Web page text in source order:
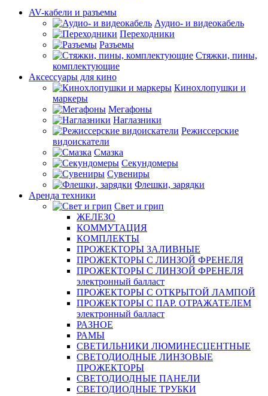
AV-кабели и разъемы
Аудио- и видеокабель
Переходники
Разъемы
Стяжки, пины,
комплектующие
Аксессуары для кино
Кинохлопушки и
маркеры
Мегафоны
Наглазники
Режиссерские
видоискатели
Смазка
Секундомеры
Сувениры
Флешки, зарядки
Аренда техники
Свет и грип
ЖЕЛЕЗО
КОММУТАЦИЯ
КОМПЛЕКТЫ
ПРОЖЕКТОРЫ ЗАЛИВНЫЕ
ПРОЖЕКТОРЫ С ЛИНЗОЙ ФРЕНЕЛЯ
ПРОЖЕКТОРЫ С ЛИНЗОЙ ФРЕНЕЛЯ
электронный балласт
ПРОЖЕКТОРЫ С ОТКРЫТОЙ ЛАМПОЙ
ПРОЖЕКТОРЫ С ПАР. ОТРАЖАТЕЛЕМ
электронный балласт
РАЗНОЕ
РАМЫ
СВЕТИЛЬНИКИ ЛЮМИНЕСЦЕНТНЫЕ
СВЕТОДИОДНЫЕ ЛИНЗОВЫЕ
ПРОЖЕКТОРЫ
СВЕТОДИОДНЫЕ ПАНЕЛИ
СВЕТОДИОДНЫЕ ТРУБКИ